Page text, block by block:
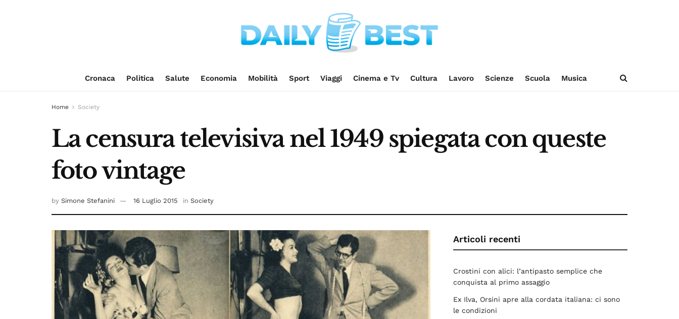
Cronaca Politica Salute Economia Mobilità Sport Viaggi Cinema e Tv Cultura Lavoro Scienze Scuola Musica
Home Society
La censura televisiva nel 1949 spiegata con queste
foto vintage
by Simone Stefanini 16 Luglio 2015 in Society
Articoli recenti
Crostini con alici: l’antipasto semplice che
conquista al primo assaggio
Ex Ilva, Orsini apre alla cordata italiana: ci sono
le condizioni